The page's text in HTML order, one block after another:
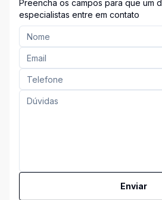
Preencha os campos para que um
especialistas entre em contato
Enviar